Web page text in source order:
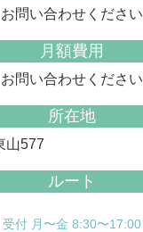
お問い合わせください
月額費用
お問い合わせください
所在地
山577
ルート
受付 月〜金 8:30〜17:00